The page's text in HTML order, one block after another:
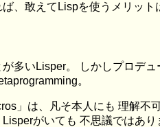
、敢えてLispを使うメリット
多いLisper。 しかしプロデ
。
」は、凡そ本人にも 理解
がいても 不思議ではあり